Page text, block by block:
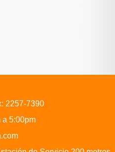
2257-7390
a 5:00pm